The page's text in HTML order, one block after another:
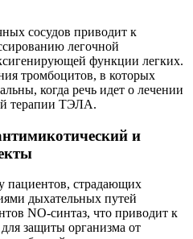
сосудов приводит к
легочной
функции легких.
тромбоцитов, в которых
когда речь идет о лечении
терапии ТЭЛА.
и
пациентов, страдающих
дыхательных путей
NO-синтаз, что приводит к
защиты организма от